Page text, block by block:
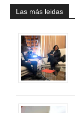
Las más leidas